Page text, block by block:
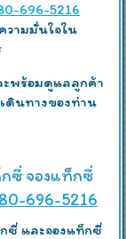
696-5216
วามมั่นใจใน
ะพร้อมดูแลลูกค้า
ดินทางของท่าน
ซี่ จองแท็กซี่
696-5216
ซี่ และจองแท็กซี่